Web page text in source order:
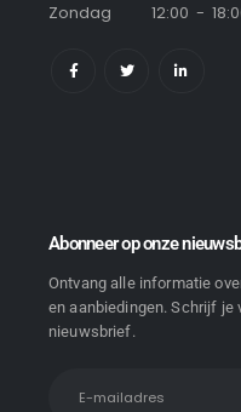
Zondag 12:00 -
Abonneer op onze
Ontvang alle informatie
en aanbiedingen. Schrijf je
nieuwsbrief.